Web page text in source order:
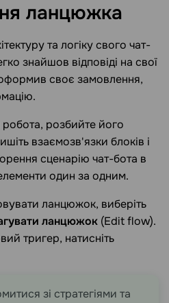
ланцюжка
та логіку свого чат-
знайшов відповіді на свої
своє замовлення,
розбийте його
взаємозв'язки блоків і
сценарію чат-бота в
один за одним.
ланцюжок, виберіть
ланцюжок (Edit flow).
тригер, натисніть
зі стратегіями та